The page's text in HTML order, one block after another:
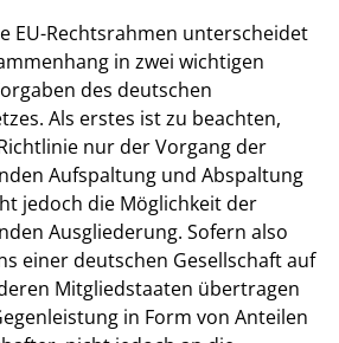
EU-Rechtsrahmen unterscheidet
in zwei wichtigen
des deutschen
Als erstes ist zu beachten,
nur der Vorgang der
Aufspaltung und Abspaltung
jedoch die Möglichkeit der
Ausgliederung. Sofern also
einer deutschen Gesellschaft auf
Mitgliedstaaten übertragen
in Form von Anteilen